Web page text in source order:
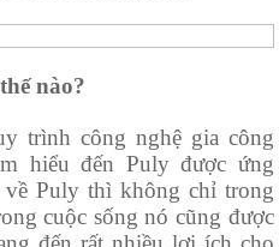
nào?
trình công nghệ gia công
hiểu đến Puly được ứng
Puly thì không chỉ trong
cuộc sống nó cũng được